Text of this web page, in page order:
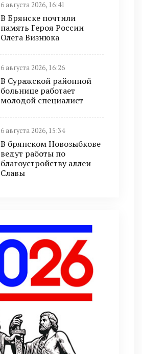
6 августа 2026, 16:41
В Брянске почтили
память Героя России
Олега Визнюка
6 августа 2026, 16:26
В Суражской районной
больнице работает
молодой специалист
6 августа 2026, 15:34
В брянском Новозыбкове
ведут работы по
благоустройству аллеи
Славы